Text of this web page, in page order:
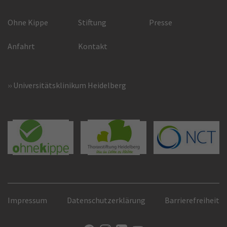
Ohne Kippe Stiftung Presse
Anfahrt Kontakt
Universitätsklinikum Heidelberg
Impressum Datenschutzerklärung Barrierefreiheit